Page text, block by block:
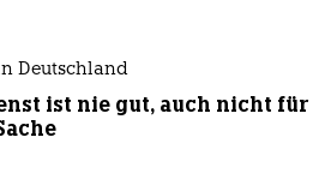
Deutschland
ist nie gut, auch nicht für